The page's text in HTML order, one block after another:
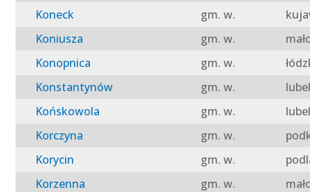
Koneck
gm. w.
Koniusza
gm. w.
Konopnica
gm. w.
Konstantynów
gm. w.
Końskowola
gm. w.
Korczyna
gm. w.
Korycin
gm. w.
Korzenna
gm. w.